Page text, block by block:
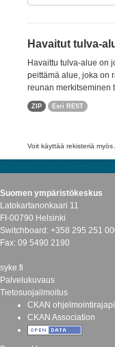
Havaitut tulva-
Havaittu tulva-alue on
peittämä alue, joka on
reunan merkitseminen
ZIP Esri REST
Voit käyttää rekisteriä myös
Suomen ympäristökeskus
Latokartanonkaari 11
FI-00790 Helsinki
Switchboard: +358 295 251
Fax: 09 5490 2190
syke.fi
Palvelukuvaus
Tietosuojailmoitus
CKAN
CKAN Association